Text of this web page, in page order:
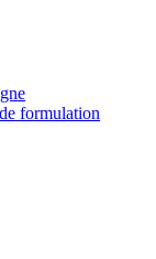
formulation